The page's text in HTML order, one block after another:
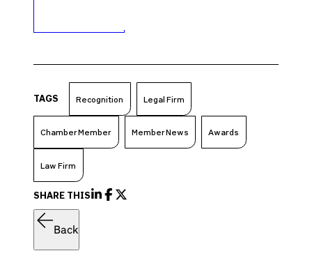
TAGS Recognition Legal Firm
Chamber Member Member News Awards
Law Firm
SHARE THIS
Back